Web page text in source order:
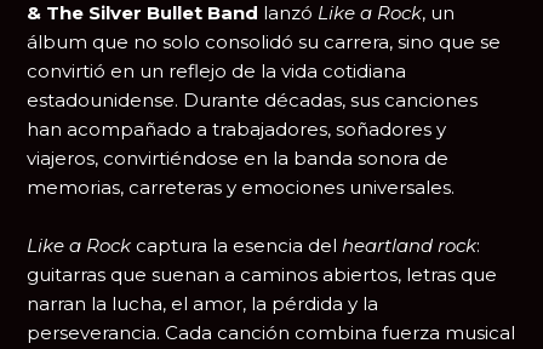
& The Silver Bullet Band lanzó Like a Rock, un
álbum que no solo consolidó su carrera, sino que se
convirtió en un reflejo de la vida cotidiana
estadounidense. Durante décadas, sus canciones
han acompañado a trabajadores, soñadores y
viajeros, convirtiéndose en la banda sonora de
memorias, carreteras y emociones universales.
Like a Rock captura la esencia delheartland rock:
guitarras que suenan a caminos abiertos, letras que
narran la lucha, el amor, la pérdida y la
perseverancia. Cada canción combina fuerza musical